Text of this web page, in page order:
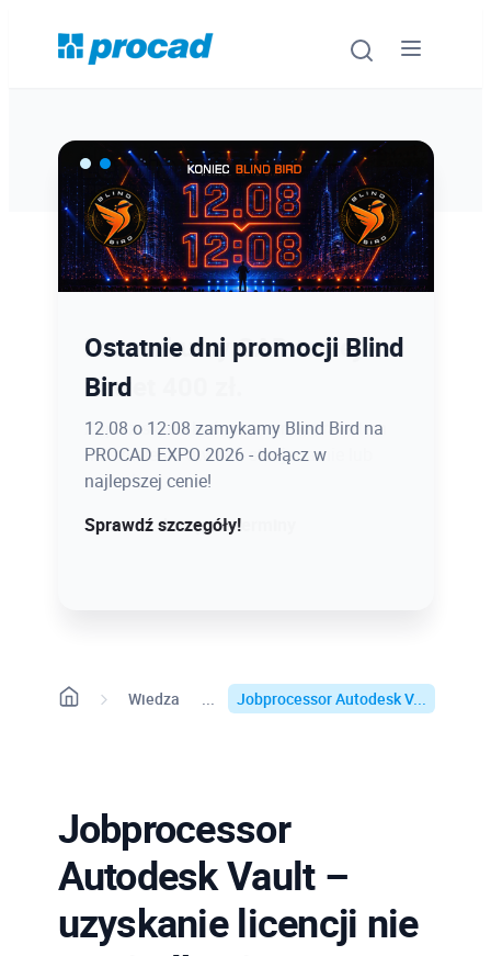
Ostatnie dni promocji Blind
Bird
12.08 o 12:08 zamykamy Blind Bird na
PROCAD EXPO 2026 - dołącz w
najlepszej cenie!
Sprawdź szczegóły!
Latem kursy CAD taniej
nawet 400 zł.
Zapisz się do końca sierpnia z rabatem
na szkolenia otwarte stacjonarnie lub
online!
Sprawdź dostępne terminy
Wiedza Jobprocessor Autodesk V...
Jobprocessor
Autodesk Vault –
uzyskanie licencji nie
Oprogramowanie
Szkolenia
Urządzenia i serwis